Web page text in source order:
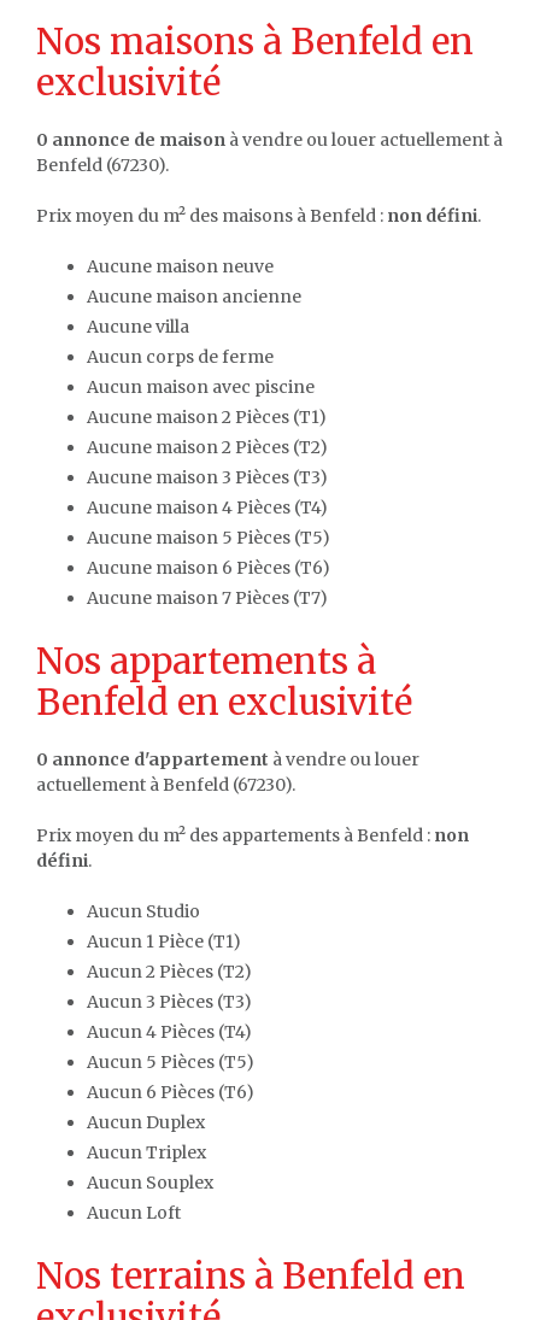
Nos maisons à Benfeld en
exclusivité
0 annonce de maison à vendre ou louer actuellement à
Benfeld (67230).
Prix moyen du m² des maisons à Benfeld : non défini.
Aucune maison neuve
Aucune maison ancienne
Aucune villa
Aucun corps de ferme
Aucun maison avec piscine
Aucune maison 2 Pièces (T1)
Aucune maison 2 Pièces (T2)
Aucune maison 3 Pièces (T3)
Aucune maison 4 Pièces (T4)
Aucune maison 5 Pièces (T5)
Aucune maison 6 Pièces (T6)
Aucune maison 7 Pièces (T7)
Nos appartements à
Benfeld en exclusivité
0 annonce d'appartement à vendre ou louer
actuellement à Benfeld (67230).
Prix moyen du m² des appartements à Benfeld : non
défini.
Aucun Studio
Aucun 1 Pièce (T1)
Aucun 2 Pièces (T2)
Aucun 3 Pièces (T3)
Aucun 4 Pièces (T4)
Aucun 5 Pièces (T5)
Aucun 6 Pièces (T6)
Aucun Duplex
Aucun Triplex
Aucun Souplex
Aucun Loft
Nos terrains à Benfeld en